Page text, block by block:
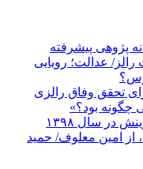
پژوهی پیشرفته
عدالت؛ رویایی
تحقق وفاق رالزی
چگونه بود؟»
در سال ۱۳۹۸
امین معلوف/ حمید